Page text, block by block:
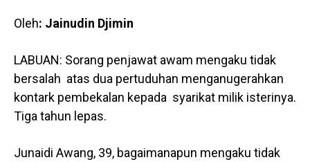
Oleh: Jainudin Djimin
LABUAN: Sorang penjawat awam mengaku tidak
bersalah atas dua pertuduhan menganugerahkan
kontark pembekalan kepada syarikat milik isterinya.
Tiga tahun lepas.
Junaidi Awang, 39, bagaimanapun mengaku tidak